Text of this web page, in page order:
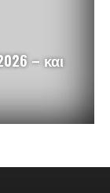
– και